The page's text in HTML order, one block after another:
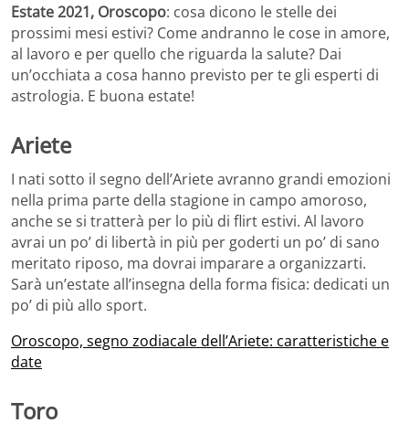
Estate 2021, Oroscopo: cosa dicono le stelle dei
prossimi mesi estivi? Come andranno le cose in amore,
al lavoro e per quello che riguarda la salute? Dai
un’occhiata a cosa hanno previsto per te gli esperti di
astrologia. E buona estate!
Ariete
I nati sotto il segno dell’Ariete avranno grandi emozioni
nella prima parte della stagione in campo amoroso,
anche se si tratterà per lo più di flirt estivi. Al lavoro
avrai un po’ di libertà in più per goderti un po’ di sano
meritato riposo, ma dovrai imparare a organizzarti.
Sarà un’estate all’insegna della forma fisica: dedicati un
po’ di più allo sport.
Oroscopo, segno zodiacale dell’Ariete: caratteristiche e
date
Toro